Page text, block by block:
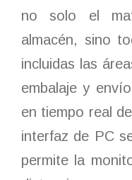
no solo el
almacén, sino
incluidas las
embalaje y
en tiempo real
interfaz de PC
permite la